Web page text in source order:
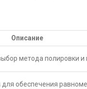
Описание
метода полировки и
обеспечения